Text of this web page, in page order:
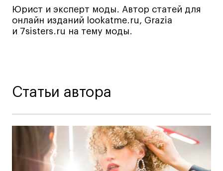
Бизнес и маркетинг
Подготовительные курсы и творческое
развитие
Все программы
Онлайн-программы
Дизайн интерьера
Дизайн одежды
Юрист и эксперт моды. Автор статей для
онлайн изданий lookatme.ru, Grazia
и 7sisters.ru на тему моды.
Статьи автора